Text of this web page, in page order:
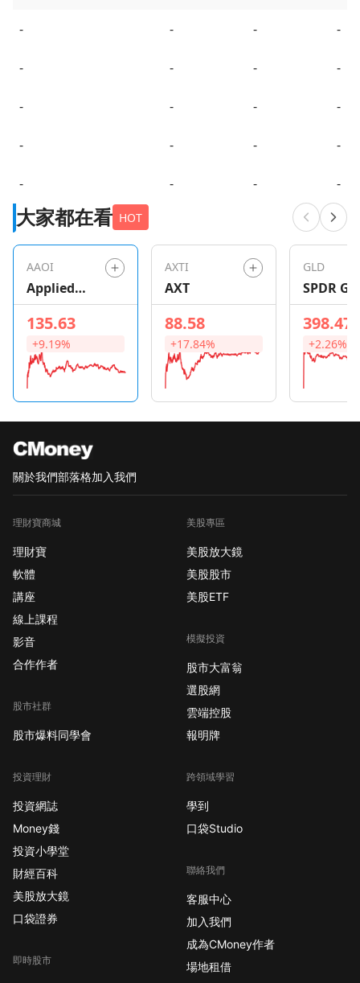
- - - -
- - - -
- - - -
- - - -
- - - -
大家都在看 HOT
AAOI
Applied
Optoelectro
nics
135.63
+9.19%
AXTI
AXT
88.58
+17.84%
GLD
SPDR
Shares
398.47
+2.26%
關於我們部落格加入我們
理財寶商城
理財寶
軟體
講座
線上課程
影音
合作作者
股市社群
股市爆料同學會
投資理財
投資網誌
Money錢
投資小學堂
財經百科
美股放大鏡
口袋證券
即時股市
美股專區
美股放大鏡
美股股市
美股ETF
模擬投資
股市大富翁
選股網
雲端控股
報明牌
跨領域學習
學到
口袋Studio
聯絡我們
客服中心
加入我們
成為CMoney作者
場地租借